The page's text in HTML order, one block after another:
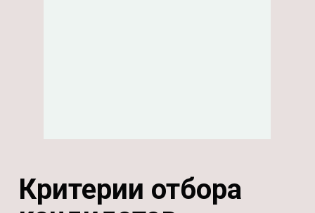
Критерии отбора